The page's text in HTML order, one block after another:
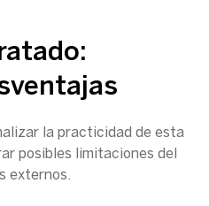
la practicidad de esta
posibles limitaciones del
externos.